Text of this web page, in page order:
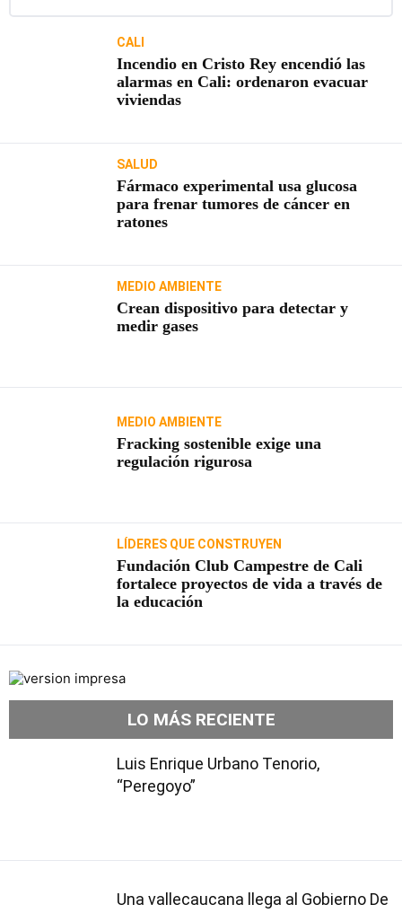
CALI
Incendio en Cristo Rey encendió las
alarmas en Cali: ordenaron evacuar
viviendas
SALUD
Fármaco experimental usa glucosa
para frenar tumores de cáncer en
ratones
MEDIO AMBIENTE
Crean dispositivo para detectar y
medir gases
MEDIO AMBIENTE
Fracking sostenible exige una
regulación rigurosa
LÍDERES QUE CONSTRUYEN
Fundación Club Campestre de Cali
fortalece proyectos de vida a través de
la educación
LO MÁS RECIENTE
Luis Enrique Urbano Tenorio,
“Peregoyo”
Una vallecaucana llega al Gobierno De